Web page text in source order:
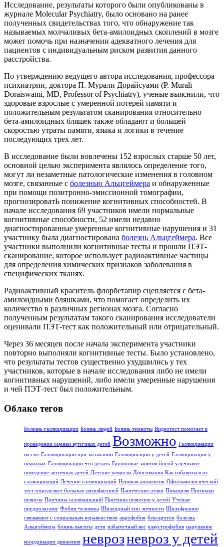
Исследование, результаты которого были опубликованы в
журнале Molecular Psychiatry, было основано на ранее
полученных свидетельствах того, что обнаружение так
называемых молчаливых бета-амилоидных скоплений в мозге
может помочь при назначении адекватного лечения для
пациентов с индивидуальным риском развития данного
расстройства.
По утверждению ведущего автора исследования, профессора
психиатрии, доктора П. Мурали Дорайсуами (P. Murali
Doraiswami, MD, Professor of Psychiatry), ученые выяснили, что
здоровые взрослые с умеренной потерей памяти и
положительным результатом сканирования относительно
бета-амилоидных бляшек также обладают и большей
скоростью утраты памяти, языка и логики в течение
последующих трех лет.
В исследование были вовлечены 152 взрослых старше 50 лет,
основной целью эксперимента являлось определение того,
могут ли незаметные патологические изменения в головном
мозге, связанные с болезнью Альцгеймера и обнаруженные
при помощи позитронно-эмиссионной томографии,
прогнозироватЬ понижение когнитивных способностей. В
начале исследования 69 участников имели нормальные
когнитивные способности, 52 имели недавно
диагностированные умеренные когнитивные нарушения и 31
участнику была диагностирована болезнь Альцгеймера. Все
участники выполнили когнитивные тесты и прошли ПЭТ-
сканирование, которое использует радиоактивные частицы
для определения химических признаков заболевания в
специфических тканях.
Радиоактивный краситель флорбетапир сцепляется с бета-
амилоидными бляшками, что помогает определить их
количество в различных регионах мозга. Согласно
полученным результатам такого сканирования исследователи
оценивали ПЭТ-тест как положительный или отрицательный.
Через 36 месяцев после начала эксперимента участники
повторно выполняли когнитивные тесты. Было установлено,
что результаты тестов существенно ухудшились у тех
участников, которые в начале исследования либо не имели
когнитивных нарушений, либо имели умеренные нарушения
и чей ПЭТ-тест был положительным.
Облако тегов
Болезнь галлюцинации Боязнь людей Боязнь темноты Видеотест помогает в
проведении оценки аутичных детей Возможно Галлюцинации
во сне Галлюцинации при засыпании Галлюцинации у детей Галлюцинации у
пожилых Галлюцинации что делать Групповые занятия йогой улучшают
поведение аутичных детей Детские неврозы Дипсомания Как избавиться от
галлюцинаций Лечение галлюцинаций Нервная анорексия Офтальмологический
тест определяет больных шизофренией Панические атаки Пикацизм Признаки
невроза Причины галлюцинаций Причины неврозов у детей Ученые
предполагают Фобии человека Шизоидный тип личности Шизофрению
связывают с социальным неравенством акрофобия бексаротен болезнь
Альцгеймера боязнь высоты дети избыточный вес клаустрофобия нарушение
координации движения неврозневроз у детей